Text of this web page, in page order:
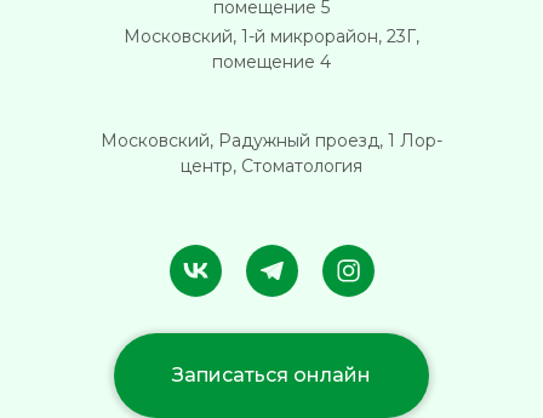
помещение 5
Московский, 1-й микрорайон, 23Г,
помещение 4
Московский, Радужный проезд, 1 Лор-
центр, Стоматология
Записаться онлайн